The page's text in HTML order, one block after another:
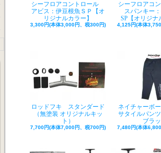
シーフロアコントロール
アビス：伊豆根魚ＳＰ【オ
リジナルカラー】
3,300円(本体3,000円、税300円)
シーフロアコ
スパンキー
SP【オリジナ
4,125円(本体
ロッドフキ スタンダード
（無塗装 オリジナルキッ
ト）
7,700円(本体7,000円、税700円)
ネイチャーボ
サタイルパン
ブラ
7,480円(本体